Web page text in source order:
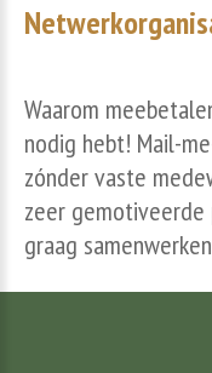
Waarom
nodig hebt! Mail-
zónder vaste
zeer
graag